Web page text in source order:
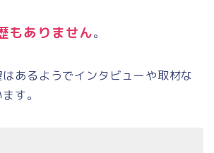
もありません。
あるようでインタビューや取材な
す。